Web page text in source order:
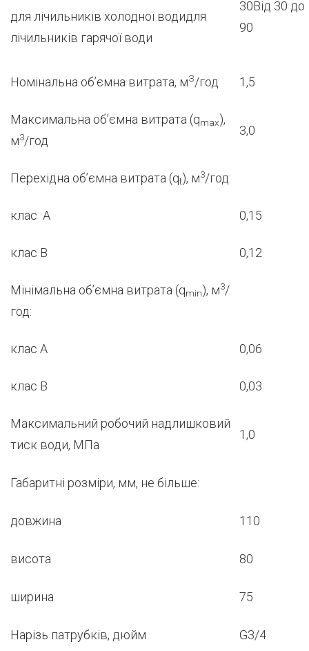
для лічильників холодної водидля
лічильників гарячої води
30Від 30 до
90
Номінальна об’ємна витрата, мЗ/год 1,5
Максимальна об’ємна витрата (qmax),
м3/год
3,0
Перехідна об’ємна витрата (qt), м3/год:
клас А 0,15
клас В 0,12
Мінімальна об’ємна витрата (qmin), м3/
год:
клас А 0,06
клас В 0,03
Максимальний робочий надлишковий
тиск води, МПа
1,0
Габаритні розміри, мм, не більше:
довжина 110
висота 80
ширина 75
Нарізь патрубків, дюйм G3/4